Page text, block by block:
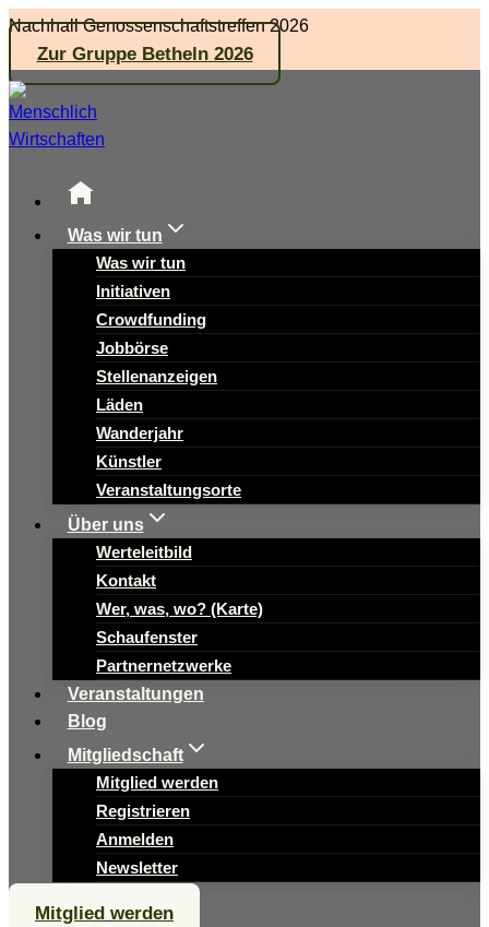
Zum
Inhalt
springen
Nachhall Genossenschaftstreffen 2026
Zur Gruppe Betheln 2026
Was wir tun
Was wir tun
Initiativen
Crowdfunding
Jobbörse
Stellenanzeigen
Läden
Wanderjahr
Künstler
Veranstaltungsorte
Über uns
Werteleitbild
Kontakt
Wer, was, wo? (Karte)
Schaufenster
Partnernetzwerke
Veranstaltungen
Blog
Mitgliedschaft
Mitglied werden
Registrieren
Anmelden
Newsletter
Mitglied werden